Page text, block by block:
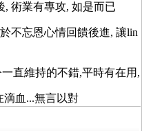
, 術業有專攻, 如是而已
不忘恩心情回饋後進, 讓lin
直維持的不錯,平時有在用,
血...無言以對